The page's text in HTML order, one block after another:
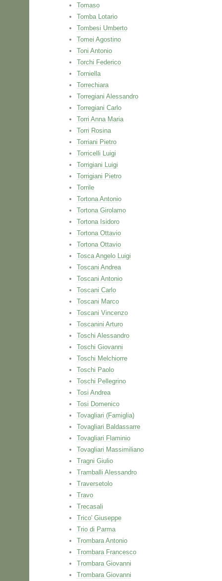
Tomaso
Tomba Lotario
Tombesi Umberto
Tomei Agostino
Toni Antonio
Torchi Federico
Torniella
Torrechiara
Torregiani Alessandro
Torregiani Carlo
Torri Anna Maria
Torri Rosina
Torriani Pietro
Torricelli Luigi
Torrigiani Luigi
Torrigiani Pietro
Torrile
Tortona Antonio
Tortona Girolamo
Tortona Isidoro
Tortona Ottavio
Tortona Ottavio
Tosca Angelo Luigi
Toscani Andrea
Toscani Antonio
Toscani Carlo
Toscani Marco
Toscani Vincenzo
Toscanini Arturo
Toschi Alessandro
Toschi Giovanni
Toschi Melchiorre
Toschi Paolo
Toschi Pellegrino
Tosi Andrea
Tosi Domenico
Tovagliari (Famiglia)
Tovagliari Baldassarre
Tovagliari Flaminio
Tovagliari Massimiliano
Tragni Giulio
Tramballi Alessandro
Traversetolo
Travo
Trecasali
Trico' Giuseppe
Trio di Parma
Trombara Antonio
Trombara Francesco
Trombara Giovanni
Trombara Giovanni